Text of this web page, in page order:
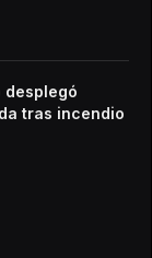
desplegó
tras incendio